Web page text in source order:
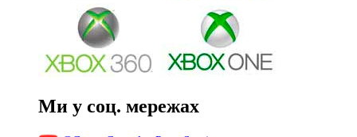
Ми у соц. мережах